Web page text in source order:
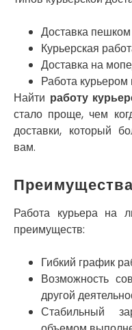
Доставка пешком
Курьерская
Доставка на
Работа
Найти работу
стало проще, чем
доставки, который
вам.
Работа курьера на
преимуществ:
Гибкий график
Возможность
другой
Стабильный
Никитинцы
Николаев
Никополь
Новоалександровка
Новомосковск
Новоселки
Нововолынск
Обухов
Острог
Павлоград
Переяслав
Первомайск
Петриков
Петропавловская
Подгородное
Погребы